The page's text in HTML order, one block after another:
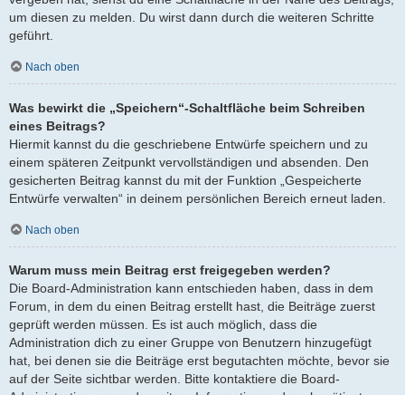
um diesen zu melden. Du wirst dann durch die weiteren Schritte
geführt.
Nach oben
Was bewirkt die „Speichern“-Schaltfläche beim Schreiben
eines Beitrags?
Hiermit kannst du die geschriebene Entwürfe speichern und zu
einem späteren Zeitpunkt vervollständigen und absenden. Den
gesicherten Beitrag kannst du mit der Funktion „Gespeicherte
Entwürfe verwalten“ in deinem persönlichen Bereich erneut laden.
Nach oben
Warum muss mein Beitrag erst freigegeben werden?
Die Board-Administration kann entschieden haben, dass in dem
Forum, in dem du einen Beitrag erstellt hast, die Beiträge zuerst
geprüft werden müssen. Es ist auch möglich, dass die
Administration dich zu einer Gruppe von Benutzern hinzugefügt
hat, bei denen sie die Beiträge erst begutachten möchte, bevor sie
auf der Seite sichtbar werden. Bitte kontaktiere die Board-